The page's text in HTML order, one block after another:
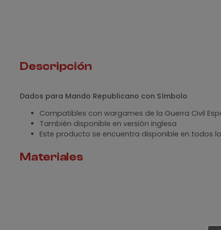
Descripción
Dados para Mando Republicano con Símbolo
Compatibles con wargames de la Guerra Civil
También disponible en versión inglesa
Este producto se encuentra disponible en todos
Materiales